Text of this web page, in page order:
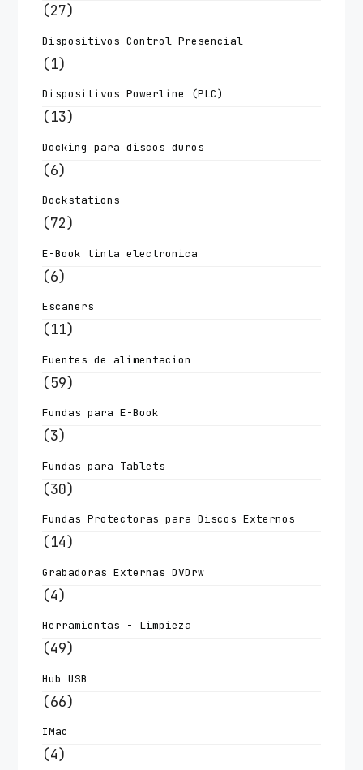
(27)
Dispositivos Control Presencial
(1)
Dispositivos Powerline (PLC)
(13)
Docking para discos duros
(6)
Dockstations
(72)
E-Book tinta electronica
(6)
Escaners
(11)
Fuentes de alimentacion
(59)
Fundas para E-Book
(3)
Fundas para Tablets
(30)
Fundas Protectoras para Discos Externos
(14)
Grabadoras Externas DVDrw
(4)
Herramientas - Limpieza
(49)
Hub USB
(66)
IMac
(4)